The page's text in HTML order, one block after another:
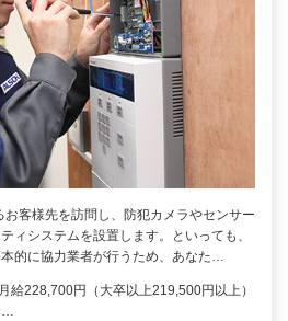
お客様先を訪問し、防犯カメラやセンサー
ィシステムを設置します。といっても、
的に協力業者が行うため、あなた…
給228,700円（大卒以上219,500円以上）